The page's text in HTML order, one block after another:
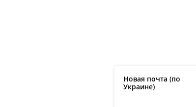
Новая почта (по
Украине)